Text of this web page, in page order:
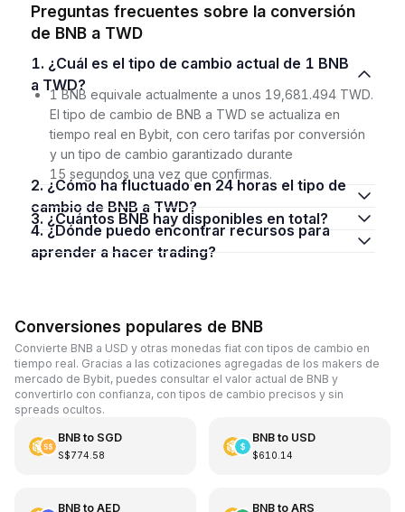
Preguntas frecuentes sobre la conversión
de BNB a TWD
1. ¿Cuál es el tipo de cambio actual de 1 BNB
a TWD?
1 BNB equivale actualmente a unos 19,681.494 TWD.
El tipo de cambio de BNB a TWD se actualiza en
tiempo real en Bybit, con cero tarifas por conversión
y un tipo de cambio garantizado durante
15 segundos una vez que confirmas.
2. ¿Cómo ha fluctuado en 24 horas el tipo de
cambio de BNB a TWD?
3. ¿Cuántos BNB hay disponibles en total?
4. ¿Dónde puedo encontrar recursos para
aprender a hacer trading?
Conversiones populares de BNB
Convierte BNB a USD y otras monedas fiat con tipos de cambio en
tiempo real. Gracias a las cotizaciones agregadas de los makers de
mercado de Bybit, puedes consultar el valor actual de BNB y
convertirlo con confianza, con tipos de cambio precisos y sin
spreads ocultos.
BNBto SGD
S$774.58
BNBto USD
$610.14
BNBto AED BNBto ARS